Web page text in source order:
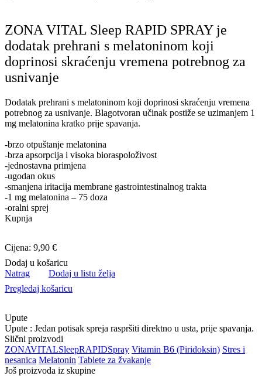
ZONA VITAL Sleep RAPID SPRAY je
dodatak prehrani s melatoninom koji
doprinosi skraćenju vremena potrebnog za
usnivanje
Dodatak prehrani s melatoninom koji doprinosi skraćenju vremena
potrebnog za usnivanje. Blagotvoran učinak postiže se uzimanjem 1
mg melatonina kratko prije spavanja.
-brzo otpuštanje melatonina
-brza apsorpcija i visoka bioraspoloživost
-jednostavna primjena
-ugodan okus
-smanjena iritacija membrane gastrointestinalnog trakta
-1 mg melatonina – 75 doza
-oralni sprej
Kupnja
Cijena: 9,90 €
Dodaj u košaricu
Natrag
Dodaj u listu želja
Pregledaj košaricu
Upute
Upute : Jedan potisak spreja raspršiti direktno u usta, prije spavanja.
Slični proizvodi
ZONAVITALSleepRAPIDSpray Vitamin B6 (Piridoksin) Stres i
nesanica Melatonin Tablete za žvakanje
Još proizvoda iz skupine